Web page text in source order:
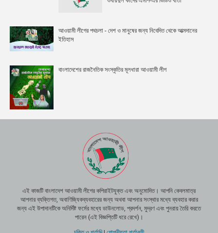
আওয়ামী লীগের পথচলা - দেশ ও মানুষের জন্য নিবেদিত থেকে আত্মদানের
ইতিহাস
বাংলাদেশের রাজনৈতিক সংস্কৃতির মূলধারা আওয়ামী লীগ
এই কাজটি বাংলাদেশ আওয়ামী লীগের কপিরাইটযুক্ত এবং অনুমোদিত। আপনি কেবলমাত্র
আপনার ব্যক্তিগত, অবাণিজ্যিকব্যবহারের জন্য অথবা আপনার সংস্থার মধ্যে ব্যবহার করার
জন্য এই উপাদানটিকে অনির্দিষ্ট ফর্মের মধ্যে ডাউনলোড, প্রদর্শন, মুদ্রণ এবং পুনরায় তৈরি করতে
পারেন (এই বিজ্ঞপ্তিটি ধরে রেখে)।